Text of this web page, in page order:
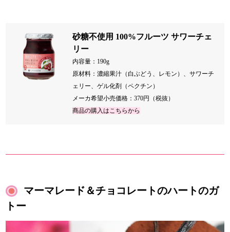
砂糖不使用 100%フルーツ サワーチェ
リー
内容量：190g
原材料：濃縮果汁（白ぶどう、レモン）、サワーチ
ェリー、ゲル化剤（ペクチン）
メーカ希望小売価格：370円（税抜）
商品の購入はこちらから
マーマレード＆チョコレートのハートのガ
トー